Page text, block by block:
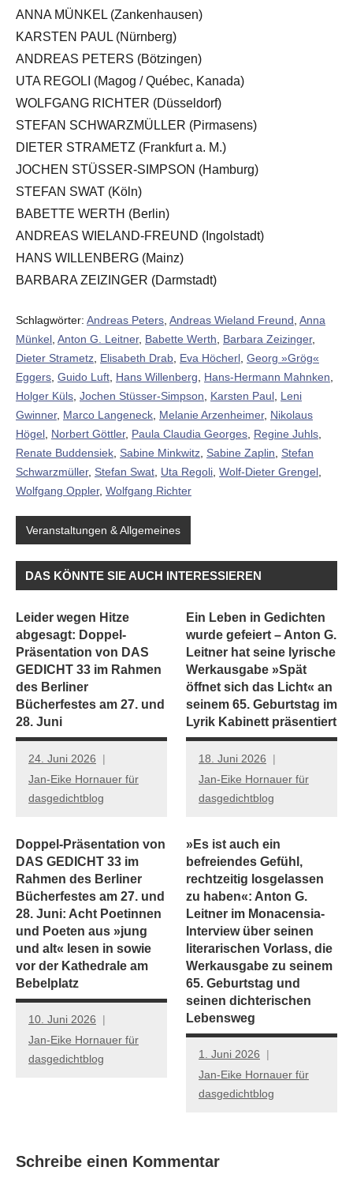
ANNA MÜNKEL (Zankenhausen)
KARSTEN PAUL (Nürnberg)
ANDREAS PETERS (Bötzingen)
UTA REGOLI (Magog / Québec, Kanada)
WOLFGANG RICHTER (Düsseldorf)
STEFAN SCHWARZMÜLLER (Pirmasens)
DIETER STRAMETZ (Frankfurt a. M.)
JOCHEN STÜSSER-SIMPSON (Hamburg)
STEFAN SWAT (Köln)
BABETTE WERTH (Berlin)
ANDREAS WIELAND-FREUND (Ingolstadt)
HANS WILLENBERG (Mainz)
BARBARA ZEIZINGER (Darmstadt)
Schlagwörter: Andreas Peters Andreas Wieland Freund Anna
Münkel Anton G. Leitner, Babette Werth Barbara Zeizinger,
Dieter Strametz Elisabeth Drab Eva Höcherl Georg »Grög«
Eggers Guido Luft Hans Willenberg Hans-Hermann Mahnken
Holger Küls Jochen Stüsser-Simpson Karsten Paul Leni
Gwinner, Marco Langeneck Melanie Arzenheimer, Nikolaus
Högel Norbert Göttler, Paula Claudia Georges Regine Juhls
Renate Buddensiek Sabine Minkwitz Sabine Zaplin
Stefan
Schwarzmüller, Stefan Swat Uta Regoli Wolf-Dieter Grengel
Wolfgang Oppler, Wolfgang Richter
Veranstaltungen & Allgemeines
DAS KÖNNTE SIE AUCH INTERESSIEREN
Leider wegen Hitze
abgesagt: Doppel-
Präsentation von DAS
GEDICHT 33 im Rahmen
des Berliner
Bücherfestes am 27. und
28. Juni
24. Juni 2026
Jan-Eike Hornauer für
dasgedichtblog
Ein Leben in Gedichten
wurde gefeiert – Anton G.
Leitner hat seine lyrische
Werkausgabe »Spät
öffnet sich das Licht« an
seinem 65. Geburtstag im
Lyrik Kabinett präsentiert
18. Juni 2026
Jan-Eike Hornauer für
dasgedichtblog
Doppel-Präsentation von
DAS GEDICHT 33 im
Rahmen des Berliner
Bücherfestes am 27. und
28. Juni: Acht Poetinnen
und Poeten aus »jung
und alt« lesen in sowie
vor der Kathedrale am
Bebelplatz
10. Juni 2026
Jan-Eike Hornauer für
dasgedichtblog
»Es ist auch ein
befreiendes Gefühl,
rechtzeitig losgelassen
zu haben«: Anton G.
Leitner im Monacensia-
Interview über seinen
literarischen Vorlass, die
Werkausgabe zu seinem
65. Geburtstag und
seinen dichterischen
Lebensweg
1. Juni 2026
Jan-Eike Hornauer für
dasgedichtblog
Schreibe einen Kommentar